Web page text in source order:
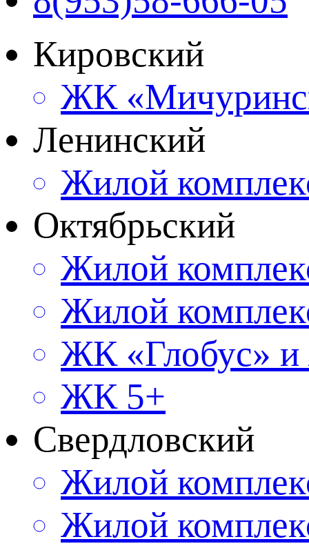
Кировский
ЖК
Ленинский
Жилой
Октябрьский
Жилой
Жилой
ЖК «Глобус»
ЖК 5+
Свердловский
Жилой
Жилой